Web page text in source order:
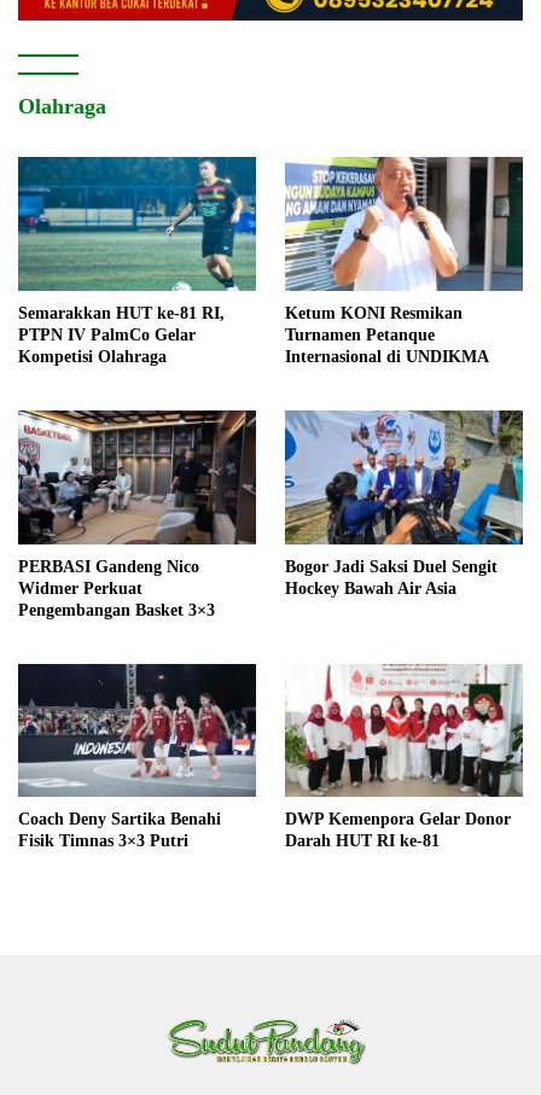
Olahraga
Semarakkan HUT ke-81 RI,
PTPN IV PalmCo Gelar
Kompetisi Olahraga
Ketum KONI Resmikan
Turnamen Petanque
Internasional di UNDIKMA
PERBASI Gandeng Nico
Widmer Perkuat
Pengembangan Basket 3×3
Bogor Jadi Saksi Duel Sengit
Hockey Bawah Air Asia
Coach Deny Sartika Benahi
Fisik Timnas 3×3 Putri
DWP Kemenpora Gelar Donor
Darah HUT RI ke-81